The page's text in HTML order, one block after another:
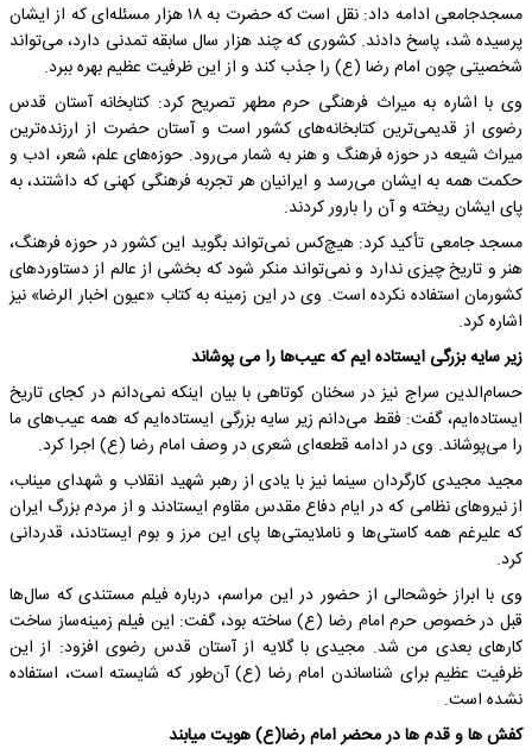
مسجدجامعی ادامه داد: نقل است که حضرت به ۱۸ هزار مسئله‌ای که از ایشان
پرسیده شد، پاسخ دادند. کشوری که چند هزار سال سابقه تمدنی دارد، می‌تواند
شخصیتی چون امام رضا (ع) را جذب کند و از این ظرفیت عظیم بهره ببرد.
وی با اشاره به میراث فرهنگی حرم مطهر تصریح کرد: کتابخانه آستان قدس
رضوی از قدیمی‌ترین کتابخانه‌های کشور است و آستان حضرت از ارزنده‌ترین
میراث شیعه در حوزه فرهنگ و هنر به شمار می‌رود. حوزه‌های علم، شعر، ادب و
حکمت همه به ایشان می‌رسد و ایرانیان هر تجربه فرهنگی کهنی که داشتند، به
پای ایشان ریخته و آن را بارور کردند.
مسجد جامعی تأکید کرد: هیچ‌کس نمی‌تواند بگوید این کشور در حوزه فرهنگ،
هنر و تاریخ چیزی ندارد و نمی‌تواند منکر شود که بخشی از عالم از دستاوردهای
کشورمان استفاده نکرده است. وی در این زمینه به کتاب «عیون اخبار الرضا» نیز
اشاره کرد.
زیر سایه بزرگی ایستاده ایم که عیب‌ها را می پوشاند
حسام‌الدین سراج نیز در سخنان کوتاهی با بیان اینکه نمی‌دانم در کجای تاریخ
ایستاده‌ایم، گفت: فقط می‌دانم زیر سایه بزرگی ایستاده‌ایم که همه عیب‌های ما
را می‌پوشاند. وی در ادامه قطعه‌ای شعری در وصف امام رضا (ع) اجرا کرد.
مجید مجیدی کارگردان سینما نیز با یادی از رهبر شهید انقلاب و شهدای میناب،
از نیروهای نظامی که در ایام دفاع مقدس مقاوم ایستادند و از مردم بزرگ ایران
که علیرغم همه کاستی‌ها و ناملایمتی‌ها پای این مرز و بوم ایستادند، قدردانی
کرد.
وی با ابراز خوشحالی از حضور در این مراسم، درباره فیلم مستندی که سال‌ها
قبل در خصوص حرم امام رضا (ع) ساخته بود، گفت: این فیلم زمینه‌ساز ساخت
کارهای بعدی من شد. مجیدی با گلایه از آستان قدس رضوی افزود: از این
ظرفیت عظیم برای شناساندن امام رضا (ع) آن‌طور که شایسته است، استفاده
نشده است.
کفش ها و قدم ها در محضر امام رضا(ع) هویت میابند